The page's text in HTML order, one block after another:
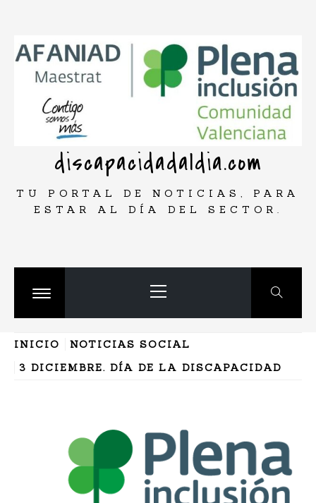
contenido
discapacidadaldia.com
TU PORTAL DE NOTICIAS, PARA
ESTAR AL DÍA DEL SECTOR.
Cambiar
principal
INICIO
NOTICIAS SOCIAL
3 DICIEMBRE. DÍA DE LA DISCAPACIDAD